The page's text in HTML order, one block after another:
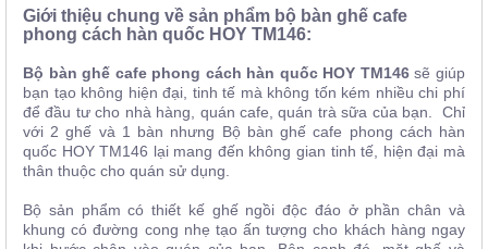
Nội
Thất
Hàng
Thất
Hàng
Giới thiệu chung về sản phẩm bộ bàn ghế cafe
phong cách hàn quốc HOY TM146:
Bộ bàn ghế cafe phong cách hàn quốc HOY TM146sẽ giúp
bạn tạo không hiện đại, tinh tế mà không tốn kém nhiều chi phí
để đầu tư cho nhà hàng, quán cafe, quán trà sữa của bạn. Chỉ
với 2 ghế và 1 bàn nhưng Bộ bàn ghế cafe phong cách hàn
quốc HOY TM146 lại mang đến không gian tinh tế, hiện đại mà
thân thuộc cho quán sử dụng.
Bộ sản phẩm có thiết kế ghế ngồi độc đáo ở phần chân và
khung có đường cong nhẹ tạo ấn tượng cho khách hàng ngay